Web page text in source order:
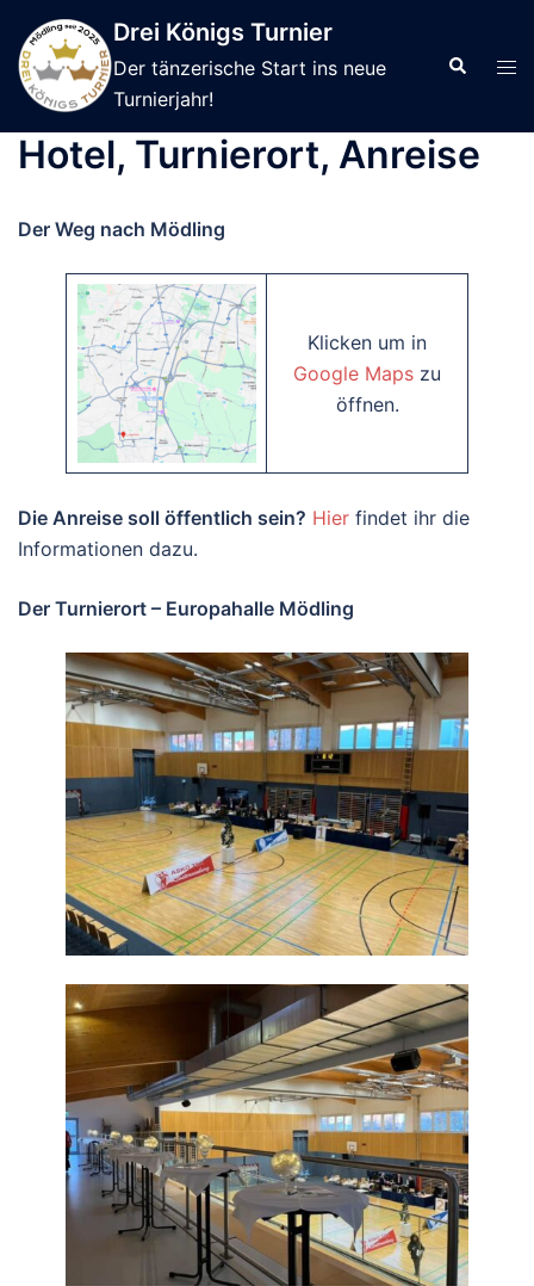
content
Drei Königs Turnier
Der tänzerische Start ins neue
Turnierjahr!
Search
Hotel, Turnierort, Anreise
Der Weg nach Mödling
Klicken um in
Google Maps zu
öffnen.
Die Anreise soll öffentlich sein? Hier findet ihr die
Informationen dazu.
Der Turnierort – Europahalle Mödling